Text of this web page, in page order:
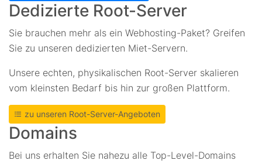
Dedizierte Root-Server
Sie brauchen mehr als ein Webhosting-Paket? Greifen
Sie zu unseren dedizierten Miet-Servern.
Unsere echten, physikalischen Root-Server skalieren
vom kleinsten Bedarf bis hin zur großen Plattform.
zu unseren Root-Server-Angeboten
Domains
Bei uns erhalten Sie nahezu alle Top-Level-Domains